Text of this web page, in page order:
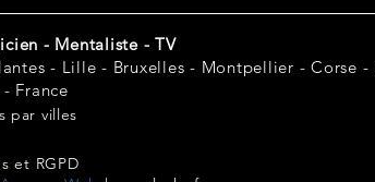
- Mentaliste - TV
- Lille - Bruxelles - Montpellier - Corse -
France
par villes
et RGPD